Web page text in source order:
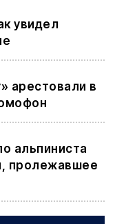
увидел
арестовали в
альпиниста
пролежавшее